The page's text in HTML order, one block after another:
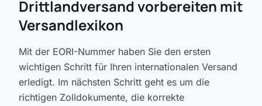
Drittlandversand vorbereiten mit
Versandlexikon
Mit der EORI-Nummer haben Sie den ersten
wichtigen Schritt für Ihren internationalen Versand
erledigt. Im nächsten Schritt geht es um die
richtigen Zolldokumente, die korrekte